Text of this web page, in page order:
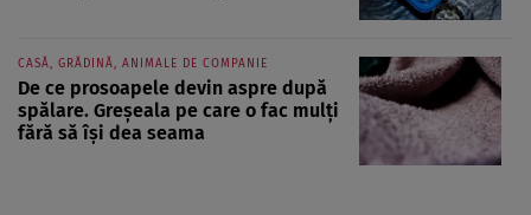
CASĂ, GRĂDINĂ, ANIMALE DE COMPANIE
De ce prosoapele devin aspre după
spălare. Greșeala pe care o fac mulți
fără să își dea seama